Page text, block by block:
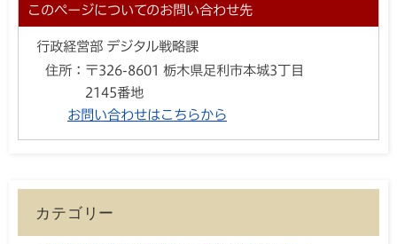
このページについてのお問い合わせ先
行政経営部 デジタル戦略課
住所： 〒326-8601 栃木県足利市本城3丁目
2145番地
お問い合わせはこちらから
カテゴリー